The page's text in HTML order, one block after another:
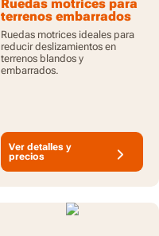
Ruedas motrices para
terrenos embarrados
Ruedas motrices ideales para
reducir deslizamientos en
terrenos blandos y
embarrados.
Ver detalles y
precios